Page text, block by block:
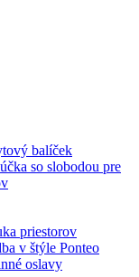
balíček
so slobodou pre
priestorov
v štýle Ponteo
oslavy